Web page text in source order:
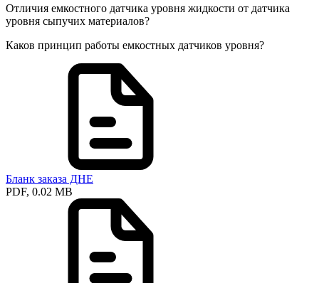
Отличия емкостного датчика уровня жидкости от датчика
уровня сыпучих материалов?
Каков принцип работы емкостных датчиков уровня?
Бланк заказа ДНЕ
PDF, 0.02 MB